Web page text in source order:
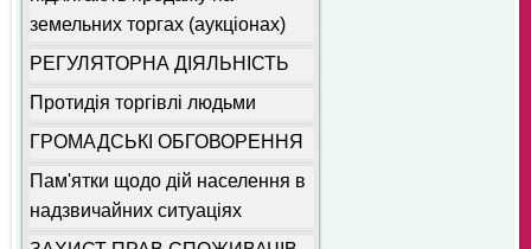
земельних торгах (аукціонах)
РЕГУЛЯТОРНА ДІЯЛЬНІСТЬ
Протидія торгівлі людьми
ГРОМАДСЬКІ ОБГОВОРЕННЯ
Пам'ятки щодо дій населення в
надзвичайних ситуаціях